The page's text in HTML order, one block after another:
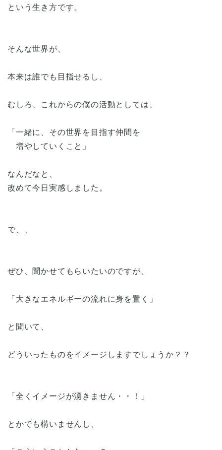
という生き方です。
そんな世界が、
本来は誰でも目指せるし、
むしろ、これからの僕の活動としては、
「一緒に、その世界を目指す仲間を
増やしていくこと」
なんだなと、
改めて今日実感しました。
で、、
ぜひ、聞かせてもらいたいのですが、
「大きなエネルギーの流れに身を置く」
と聞いて、
どういったものをイメージしますでしょうか？？
「全くイメージが湧きません・・！」
とかでも構いませんし、